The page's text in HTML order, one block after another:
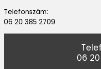
Telefonszám:
06 20 385 2709
06